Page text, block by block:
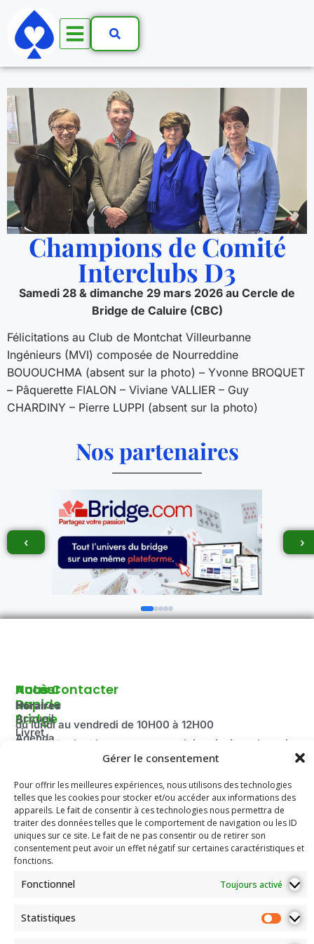
Gérer le consentement
Pour offrir les meilleures expériences, nous utilisons des technologies
telles que les cookies pour stocker et/ou accéder aux informations des
appareils. Le fait de consentir à ces technologies nous permettra de
traiter des données telles que le comportement de navigation ou les ID
uniques sur ce site. Le fait de ne pas consentir ou de retirer son
consentement peut avoir un effet négatif sur certaines caractéristiques et
fonctions.
Fonctionnel Toujours activé
Statistiques
Champions de Comité
Interclubs D3
Samedi 28 & dimanche 29 mars 2026 au Cercle de
Bridge de Caluire (CBC)
Félicitations au Club de Montchat Villeurbanne
Ingénieurs (MVI) composée de Nourreddine
BOUOUCHMA (absent sur la photo) – Yvonne BROQUET
– Pâquerette FIALON – Viviane VALLIER – Guy
CHARDINY – Pierre LUPPI (absent sur la photo)
Nos partenaires
‹ ›
Autour
Du
Bridge
Livret
d'accueil
La
Fédération
Française
de Bridge
Accès
Rapide
Accueil
Agenda
Compétitions
du Comité
Jeunesse
Mentions
Légales
documents
l’association
Nous Contacter
Horaires
du lundi au vendredi de 10H00 à 12H00
Fermé pendant les vacances scolaire ainsi que le mois
100 route de Paris
69260 Charbonnières-les-Bains
Email: secretariat.colybridge@gmail.com
Tél: 04 78 42 10 89